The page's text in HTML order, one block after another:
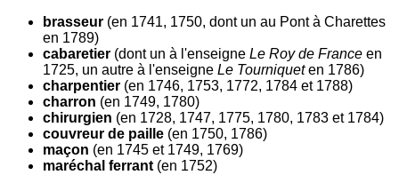
brasseur (en 1741, 1750, dont un au Pont à Charettes
en 1789)
cabaretier (dont un à l'enseigne Le Roy de France en
1725, un autre à l'enseigne Le Tourniqueten 1786)
charpentier (en 1746, 1753, 1772, 1784 et 1788)
charron (en 1749, 1780)
chirurgien (en 1728, 1747, 1775, 1780, 1783 et 1784)
couvreur de paille (en 1750, 1786)
maçon (en 1745 et 1749, 1769)
maréchal ferrant (en 1752)